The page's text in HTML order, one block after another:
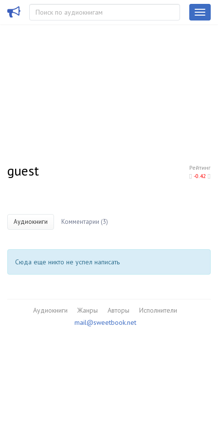
Рейтинг
-0.42
guest
Аудиокниги Комментарии (3)
Сюда еще никто не успел написать
Аудиокниги Жанры Авторы
Исполнители
mail@sweetbook.net